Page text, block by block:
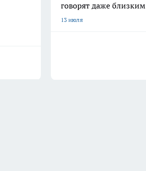
говорят даже близким
13 июля